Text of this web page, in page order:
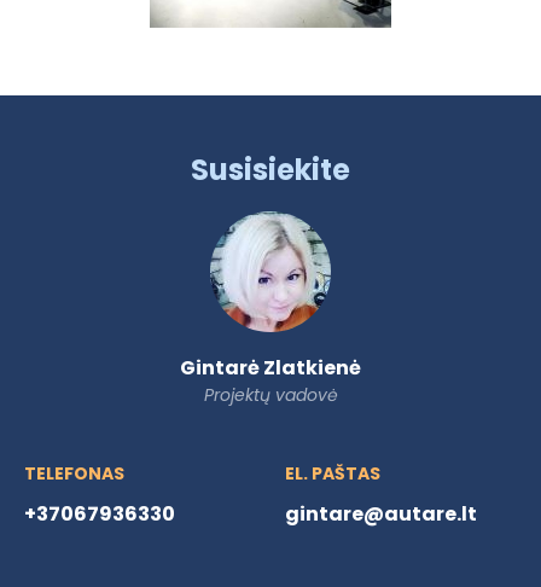
Susisiekite
Gintarė Zlatkienė
Projektų vadovė
TELEFONAS
+37067936330
EL. PAŠTAS
gintare@autare.lt